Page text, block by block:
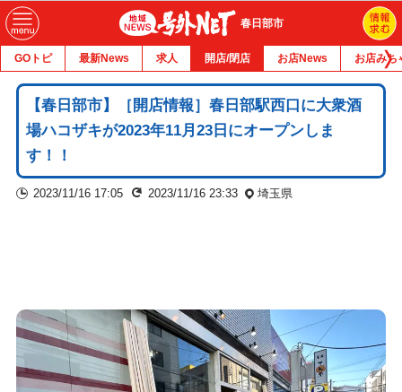
春日部市
GOトピ 最新News 求人 開店/閉店 お店News お店みち
【春日部市】［開店情報］春日部駅西口に大衆酒
場ハコザキが2023年11月23日にオープンしま
す！！
2023/11/16 17:05 2023/11/16 23:33 埼玉県